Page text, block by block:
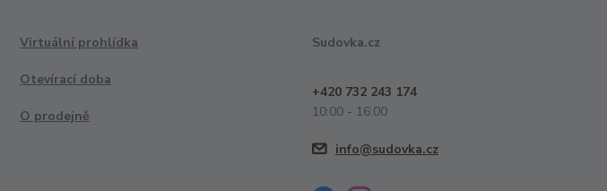
Virtuální prohlídka
Otevírací doba
O prodejně
Sudovka.cz
+420 732 243 174
10:00 - 16:00
info@sudovka.cz